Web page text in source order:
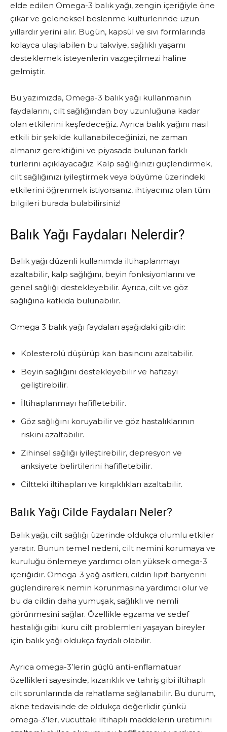
elde edilen Omega-3 balık yağı, zengin içeriğiyle öne
çıkar ve geleneksel beslenme kültürlerinde uzun
yıllardır yerini alır. Bugün, kapsül ve sıvı formlarında
kolayca ulaşılabilen bu takviye, sağlıklı yaşamı
desteklemek isteyenlerin vazgeçilmezi haline
gelmiştir.
Bu yazımızda, Omega-3 balık yağı kullanmanın
faydalarını, cilt sağlığından boy uzunluğuna kadar
olan etkilerini keşfedeceğiz. Ayrıca balık yağını nasıl
etkili bir şekilde kullanabileceğinizi, ne zaman
almanız gerektiğini ve piyasada bulunan farklı
türlerini açıklayacağız. Kalp sağlığınızı güçlendirmek,
cilt sağlığınızı iyileştirmek veya büyüme üzerindeki
etkilerini öğrenmek istiyorsanız, ihtiyacınız olan tüm
bilgileri burada bulabilirsiniz!
Balık Yağı Faydaları Nelerdir?
Balık yağı düzenli kullanımda iltihaplanmayı
azaltabilir, kalp sağlığını, beyin fonksiyonlarını ve
genel sağlığı destekleyebilir. Ayrıca, cilt ve göz
sağlığına katkıda bulunabilir.
Omega 3 balık yağı faydaları aşağıdaki gibidir:
Kolesterolü düşürüp kan basıncını azaltabilir.
Beyin sağlığını destekleyebilir ve hafızayı
geliştirebilir.
İltihaplanmayı hafifletebilir.
Göz sağlığını koruyabilir ve göz hastalıklarının
riskini azaltabilir.
Zihinsel sağlığı iyileştirebilir, depresyon ve
anksiyete belirtilerini hafifletebilir.
Ciltteki iltihapları ve kırışıklıkları azaltabilir.
Balık Yağı Cilde Faydaları Neler?
Balık yağı, cilt sağlığı üzerinde oldukça olumlu etkiler
yaratır. Bunun temel nedeni, cilt nemini korumaya ve
kuruluğu önlemeye yardımcı olan yüksek omega-3
içeriğidir. Omega-3 yağ asitleri, cildin lipit bariyerini
güçlendirerek nemin korunmasına yardımcı olur ve
bu da cildin daha yumuşak, sağlıklı ve nemli
görünmesini sağlar. Özellikle egzama ve sedef
hastalığı gibi kuru cilt problemleri yaşayan bireyler
için balık yağı oldukça faydalı olabilir.
Ayrıca omega-3’lerin güçlü anti-enflamatuar
özellikleri sayesinde, kızarıklık ve tahriş gibi iltihaplı
cilt sorunlarında da rahatlama sağlanabilir. Bu durum,
akne tedavisinde de oldukça değerlidir çünkü
omega-3’ler, vücuttaki iltihaplı maddelerin üretimini